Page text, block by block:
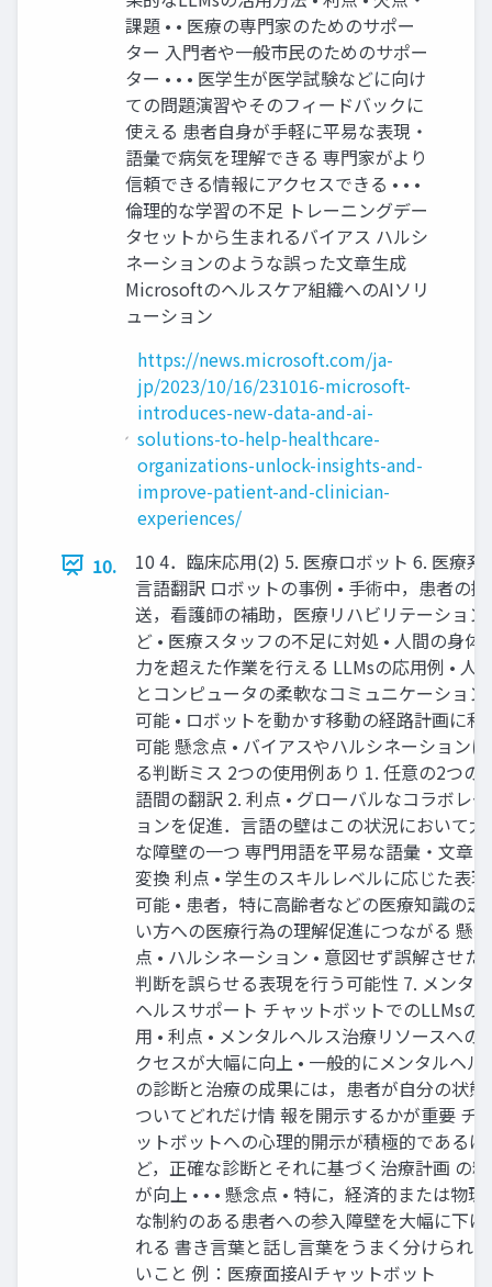
課題 • • 医療の専⾨家のためのサポー
ター ⼊⾨者や⼀般市⺠のためのサポー
ター • • • 医学⽣が医学試験などに向け
ての問題演習やそのフィードバックに
使える 患者⾃⾝が⼿軽に平易な表現・
語彙で病気を理解できる 専⾨家がより
信頼できる情報にアクセスできる • • •
倫理的な学習の不⾜ トレーニングデー
タセットから⽣まれるバイアス ハルシ
ネーションのような誤った⽂章⽣成
Microsoftのヘルスケア組織へのAIソリ
ューション
https://news.microsoft.com/ja-
jp/2023/10/16/231016-microsoft-
introduces-new-data-and-ai-
solutions-to-help-healthcare-
organizations-unlock-insights-and-
improve-patient-and-clinician-
experiences/
10.
10 4．臨床応⽤(2) 5. 医療ロボット 6. 医療系
⾔語翻訳 ロボットの事例 • ⼿術中，患者の搬
送，看護師の補助，医療リハビリテーション
ど • 医療スタッフの不⾜に対処 • ⼈間の⾝体
⼒を超えた作業を⾏える LLMsの応⽤例 • ⼈
とコンピュータの柔軟なコミュニケーション
可能 • ロボットを動かす移動の経路計画に利
可能 懸念点 • バイアスやハルシネーション
る判断ミス 2つの使⽤例あり 1. 任意の2つの
語間の翻訳 2. 利点 • グローバルなコラボレ
ョンを促進．⾔語の壁はこの状況において⼤
な障壁の⼀つ 専⾨⽤語を平易な語彙・⽂章に
変換 利点 • 学⽣のスキルレベルに応じた表
可能 • 患者，特に⾼齢者などの医療知識の乏
い⽅への医療⾏為の理解促進につながる 懸念
点 • ハルシネーション • 意図せず誤解させた
判断を誤らせる表現を⾏う可能性 7. メンタル
ヘルスサポート チャットボットでのLLMsの
⽤ • 利点 • メンタルヘルス治療リソースへの
クセスが⼤幅に向上 • ⼀般的にメンタルヘル
の診断と治療の成果には，患者が⾃分の状態
ついてどれだけ情 報を開⽰するかが重要 チ
ットボットへの⼼理的開⽰が積極的であるほ
ど，正確な診断とそれに基づく治療計画 の
が向上 • • • 懸念点 • 特に，経済的または物理
な制約のある患者への参⼊障壁を⼤幅に下げ
れる 書き⾔葉と話し⾔葉をうまく分けられな
いこと 例：医療⾯接AIチャットボット